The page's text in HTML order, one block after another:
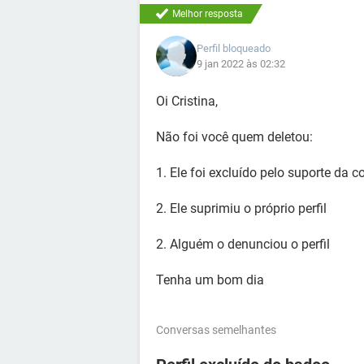
Melhor resposta
Perfil bloqueado
9 jan 2022 às 02:32
Oi Cristina,
Não foi você quem deletou:
1. Ele foi excluído pelo suporte da
2. Ele suprimiu o próprio perfil
2. Alguém o denunciou o perfil
Tenha um bom dia
Conversas semelhantes